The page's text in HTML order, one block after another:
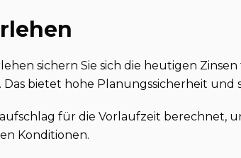
sichern Sie sich die heutigen
bietet hohe Planungssicherheit und
für die Vorlaufzeit berechnet,
Konditionen.